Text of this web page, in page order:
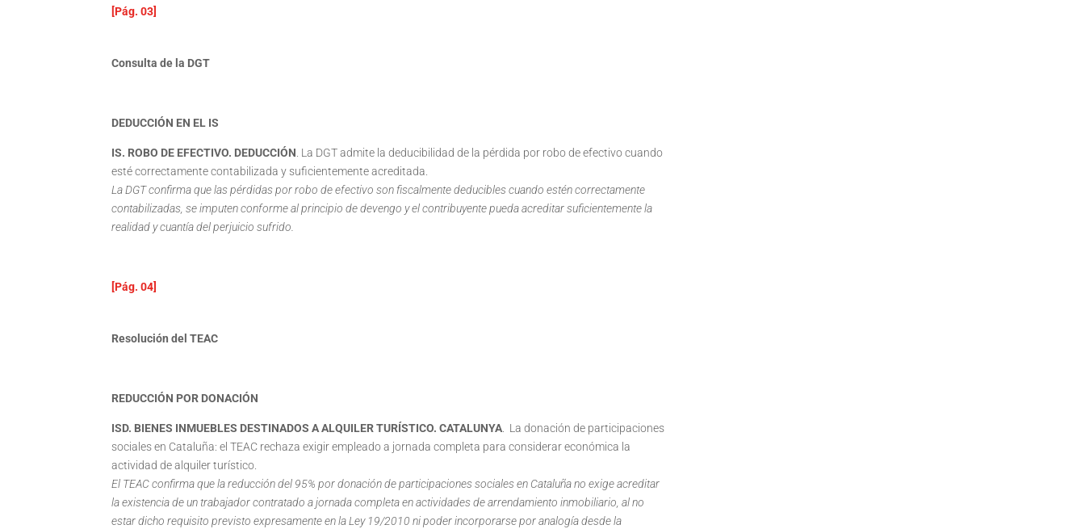
[Pág. 03]
Consulta de la DGT
DEDUCCIÓN EN EL IS
IS. ROBO DE EFECTIVO. DEDUCCIÓN. La DGT admite la deducibilidad de la pérdida por robo de efectivo cuando
esté correctamente contabilizada y suficientemente acreditada.
La DGT confirma que las pérdidas por robo de efectivo son fiscalmente deducibles cuando estén correctamente
contabilizadas, se imputen conforme al principio de devengo y el contribuyente pueda acreditar suficientemente la
realidad y cuantía del perjuicio sufrido.
[Pág. 04]
Resolución del TEAC
REDUCCIÓN POR DONACIÓN
ISD. BIENES INMUEBLES DESTINADOS A ALQUILER TURÍSTICO. CATALUNYA. La donación de participaciones
sociales en Cataluña: el TEAC rechaza exigir empleado a jornada completa para considerar económica la
actividad de alquiler turístico.
El TEAC confirma que la reducción del 95% por donación de participaciones sociales en Cataluña no exige acreditar
la existencia de un trabajador contratado a jornada completa en actividades de arrendamiento inmobiliario, al no
estar dicho requisito previsto expresamente en la Ley 19/2010 ni poder incorporarse por analogía desde la